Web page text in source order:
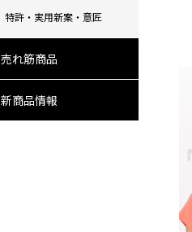
特許・実用新案・意匠
売れ筋商品
新商品情報